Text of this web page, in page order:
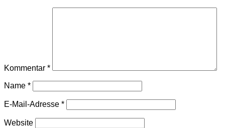
Kommentar *
Name *
E-Mail-Adresse *
Website